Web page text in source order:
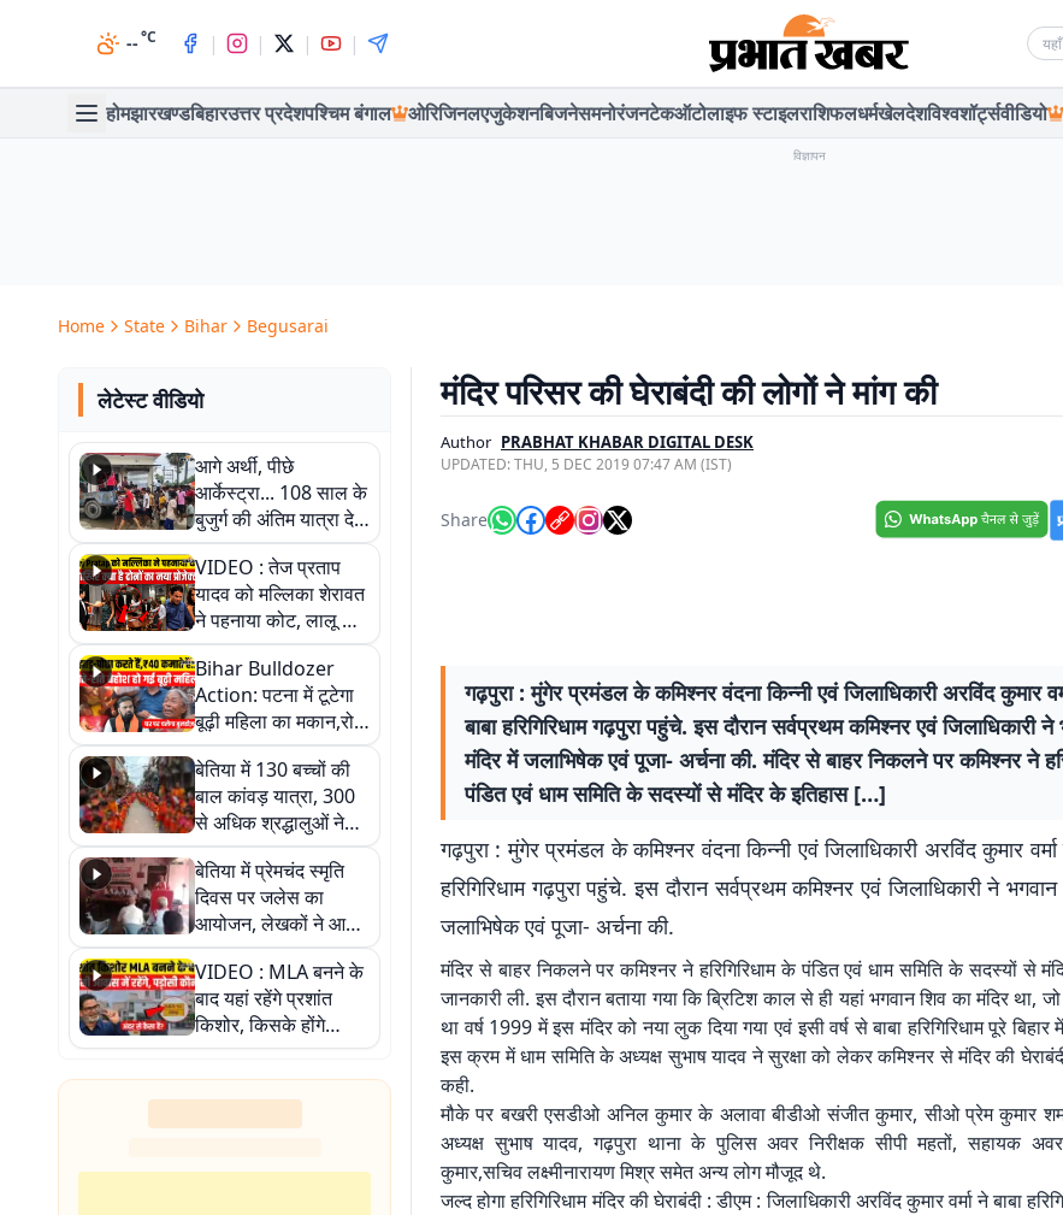
--°C | | | |
होमझारखण्डबिहारउत्तर प्रदेशपश्चिम बंगाल ओरिजिनलएजुकेशनबिजनेसमनोरंजनटेकऑटोलाइफ स्टाइलराशिफलधर्मखेलदेशविश्वशॉर्ट्सवीडियो
विज्ञापन
Home State Bihar Begusarai
लेटेस्ट वीडियो
आगे अर्थी, पीछे
आर्केस्ट्रा... 108 साल के
बुजुर्ग की अंतिम यात्रा देख
हैरान हो जाएंगे आप
VIDEO : तेज प्रताप
यादव को मल्लिका शेरावत
ने पहनाया कोट, लालू के
लाल ने क्यों कहा दिल
थाम कर बैठिए, वीडियो में
जानें पूरा सच
Bihar Bulldozer
Action: पटना में टूटेगा
बूढ़ी महिला का मकान,रोते
रोते हुई बेहोश; वीडियो में
देखिए पूरा मामला
बेतिया में 130 बच्चों की
बाल कांवड़ यात्रा, 300
से अधिक श्रद्धालुओं ने
लिया हिस्सा
बेतिया में प्रेमचंद स्मृति
दिवस पर जलेस का
आयोजन, लेखकों ने आम
जनता को जागरूक करने
का लिया संकल्प
VIDEO : MLA बनने के
बाद यहां रहेंगे प्रशांत
किशोर, किसके होंगे
पड़ोसी? वीडियो में देखिए
कैसा है पीके का नया
ठिकाना
मंदिर परिसर की घेराबंदी की लोगों ने मांग की
Author PRABHAT KHABAR DIGITAL DESK
UPDATED:THU, 5 DEC 2019 07:47 AM (IST)
Share
गढ़पुरा : मुंगेर प्रमंडल के कमिश्नर वंदना किन्नी एवं जिलाधिकारी अरविंद कुमार
बाबा हरिगिरिधाम गढ़पुरा पहुंचे. इस दौरान सर्वप्रथम कमिश्नर एवं जिलाधिकारी
मंदिर में जलाभिषेक एवं पूजा- अर्चना की. मंदिर से बाहर निकलने पर कमिश्नर ने
पंडित एवं धाम समिति के सदस्यों से मंदिर के इतिहास […]
गढ़पुरा : मुंगेर प्रमंडल के कमिश्नर वंदना किन्नी एवं जिलाधिकारी अरविंद कुमार वर्मा
हरिगिरिधाम गढ़पुरा पहुंचे. इस दौरान सर्वप्रथम कमिश्नर एवं जिलाधिकारी ने
जलाभिषेक एवं पूजा- अर्चना की.
मंदिर से बाहर निकलने पर कमिश्नर ने हरिगिरिधाम के पंडित एवं धाम समिति के सदस्यों से
जानकारी ली. इस दौरान बताया गया कि ब्रिटिश काल से ही यहां भगवान शिव का मंदिर था, जो
था वर्ष 1999 में इस मंदिर को नया लुक दिया गया एवं इसी वर्ष से बाबा हरिगिरिधाम पूरे बिहार
इस क्रम में धाम समिति के अध्यक्ष सुभाष यादव ने सुरक्षा को लेकर कमिश्नर से मंदिर की
कही.
मौके पर बखरी एसडीओ अनिल कुमार के अलावा बीडीओ संजीत कुमार, सीओ प्रेम कुमार
अध्यक्ष सुभाष यादव, गढ़पुरा थाना के पुलिस अवर निरीक्षक सीपी महतों, सहायक अवर
कुमार,सचिव लक्ष्मीनारायण मिश्र समेत अन्य लोग मौजूद थे.
जल्द होगा हरिगिरिधाम मंदिर की घेराबंदी : डीएम : जिलाधिकारी अरविंद कुमार वर्मा ने बाबा